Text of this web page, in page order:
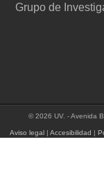
Grupo de
© 2026 UV. - Avenida
Aviso legal |Accesibilidad |